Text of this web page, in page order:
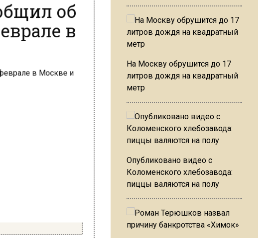
в
На Москву обрушится до 17
литров дождя на квадратный
метр
Опубликовано видео с
Коломенского хлебозавода:
пиццы валяются на полу